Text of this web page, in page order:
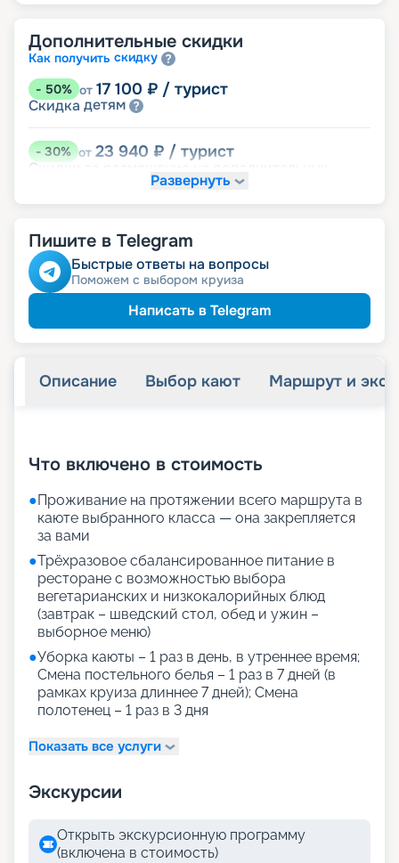
Дополнительные скидки
Как получить скидку
- 50% от 17 100 ₽ / турист
Скидка детям
-30% от 23 940 ₽ / турист
Скидки за размещение на дополнительных
-10% от 30 780 ₽/ турист
Скидка сотрудникам силовыхведомств
Скидкаветеранам
Скидка многодетнымсемьям
пенсионерам
Развернуть
Пишите в Telegram
Быстрые ответы на вопросы
Поможем с выбором круиза
Написать в Telegram
Описание Выбор кают Маршрут и
Что включено в стоимость
●Проживание на протяжении всего маршрута в
каюте выбранного класса — она закрепляется
за вами
●Трёхразовое сбалансированное питание в
ресторане с возможностью выбора
вегетарианских и низкокалорийных блюд
(завтрак – шведский стол, обед и ужин –
выборное меню)
●Уборка каюты – 1 раз в день, в утреннее время;
Смена постельного белья – 1 раз в 7 дней (в
рамках круиза длиннее 7 дней); Смена
полотенец – 1 раз в 3 дня
Показать все услуги
Экскурсии
Открыть экскурсионную программу
(включена в стоимость)